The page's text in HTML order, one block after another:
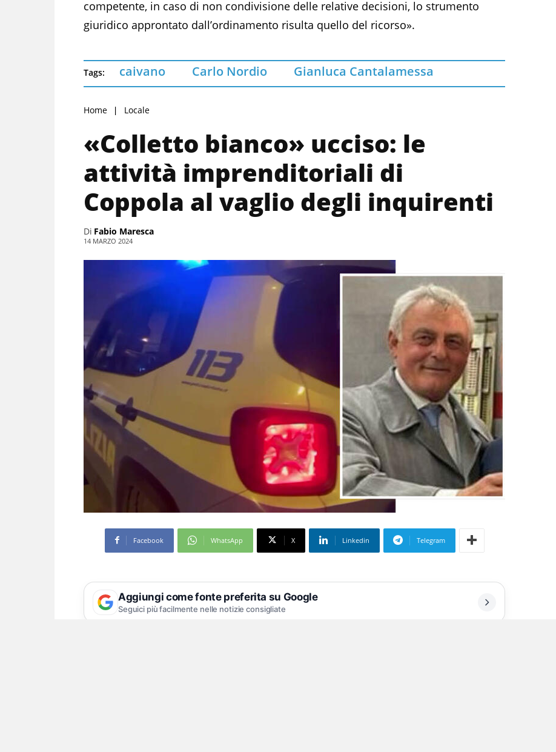
competente, in caso di non condivisione delle relative decisioni, lo strumento
giuridico approntato dall’ordinamento risulta quello del ricorso».
Tags: caivano Carlo Nordio Gianluca Cantalamessa
Home Locale
«Colletto bianco» ucciso: le
attività imprenditoriali di
Coppola al vaglio degli inquirenti
Di Fabio Maresca
14 MARZO 2024
Facebook WhatsApp X Linkedin Telegram
Aggiungi come fonte preferita su Google
Seguici più facilmente nelle notizie consigliate